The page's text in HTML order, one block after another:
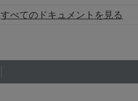
すべてのドキュメントを見る